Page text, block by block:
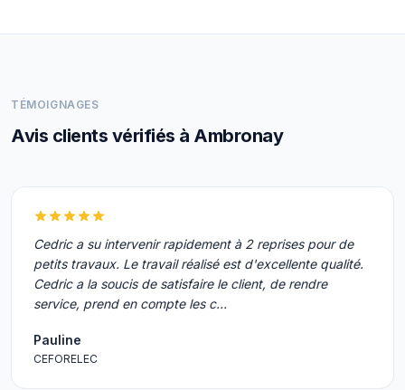
TÉMOIGNAGES
Avis clients vérifiés à Ambronay
Cedric a su intervenir rapidement à 2 reprises pour de
petits travaux. Le travail réalisé est d'excellente qualité.
Cedric a la soucis de satisfaire le client, de rendre
service, prend en compte les c…
Pauline
CEFORELEC